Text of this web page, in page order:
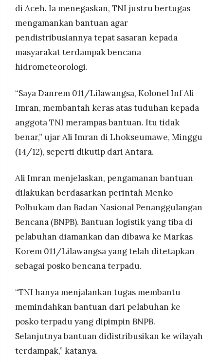
©
RESOLUSI
©
Resolusi.co
2026
RESOLUSI
MEDIA
PRAMUDITA
ketat serta melibatkan aparatur desa, camat,
Babinsa, dan Bhabinkamtibmas.
TNI memastikan bantuan disalurkan merata ke 12
kabupaten/kota terdampak di Aceh, sekaligus
mencegah penyelewengan dan insiden
pembegalan bantuan.
di Aceh. Ia menegaskan, TNI justru bertugas
mengamankan bantuan agar
pendistribusiannya tepat sasaran kepada
masyarakat terdampak bencana
hidrometeorologi.
“Saya Danrem 011/Lilawangsa, Kolonel Inf Ali
Imran, membantah keras atas tuduhan kepada
anggota TNI merampas bantuan. Itu tidak
benar,” ujar Ali Imran di Lhokseumawe, Minggu
(14/12), seperti dikutip dari Antara.
Ali Imran menjelaskan, pengamanan bantuan
dilakukan berdasarkan perintah Menko
Polhukam dan Badan Nasional Penanggulangan
Bencana (BNPB). Bantuan logistik yang tiba di
pelabuhan diamankan dan dibawa ke Markas
Korem 011/Lilawangsa yang telah ditetapkan
sebagai posko bencana terpadu.
“TNI hanya menjalankan tugas membantu
memindahkan bantuan dari pelabuhan ke
posko terpadu yang dipimpin BNPB.
Selanjutnya bantuan didistribusikan ke wilayah
terdampak,” katanya.